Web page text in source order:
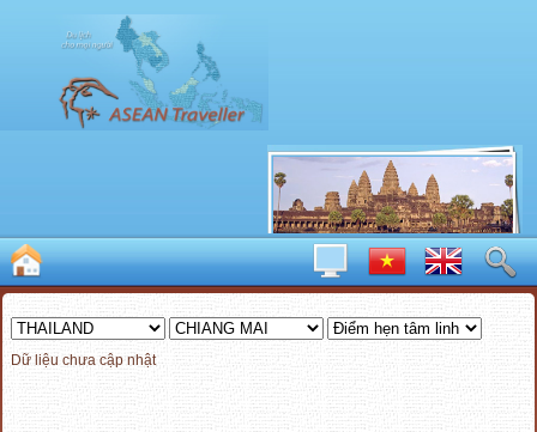
Dữ liệu chưa cập nhật